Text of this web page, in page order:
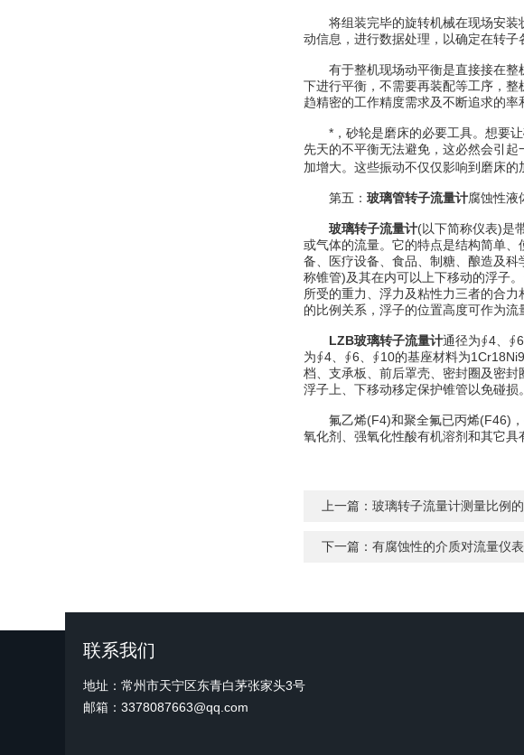
将组装完毕的旋转机械在现场安装
动信息，进行数据处理，以确定在转子
有于整机现场动平衡是直接接在整
下进行平衡，不需要再装配等工序，
趋精密的工作精度需求及不断追求的
*，砂轮是磨床的必要工具。想要让
先天的不平衡无法避免，这必然会引
加增大。这些振动不仅仅影响到磨床
第五： 玻璃管转子流量计腐蚀性液
玻璃转子流量计(以下简称仪表)是
或气体的流量。它的特点是结构简单
备、医疗设备、食品、制糖、酿造及
称锥管)及其在内可以上下移动的浮子
所受的重力、浮力及粘性力三者的合
的比例关系，浮子的位置高度可作为流
LZB玻璃转子流量计通径为∮4、
为∮4、∮6、∮10的基座材料为
档、支承板、前后罩壳、密封圈及密
浮子上、下移动移定保护锥管以免碰
氟乙烯(F4)和聚全氟已丙烯(F46)，
氧化剂、强氧化性酸有机溶剂和其它具
上一篇： 玻璃转子流量计测量比例
下一篇： 有腐蚀性的介质对流量仪
联系我们
地址：常州市天宁区东青白茅张家头3号
邮箱：3378087663@qq.com